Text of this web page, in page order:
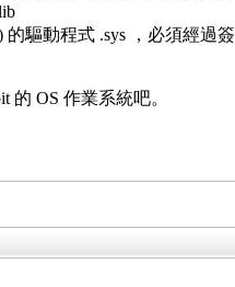
驅動程式 .sys ，必須經過
OS 作業系統吧。